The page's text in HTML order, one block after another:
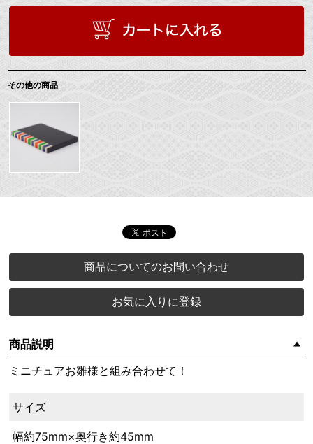
その他の商品
商品についてのお問い合わせ
お気に入りに登録
商品説明
ミニチュアお雛様と組み合わせて！
サイズ
幅約75mm×奥行き約45mm